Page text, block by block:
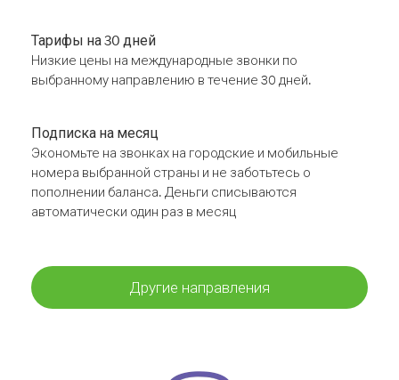
Тарифы на 30 дней
Низкие цены на международные звонки по
выбранному направлению в течение 30 дней.
Подписка на месяц
Экономьте на звонках на городские и мобильные
номера выбранной страны и не заботьтесь о
пополнении баланса. Деньги списываются
автоматически один раз в месяц
Другие направления